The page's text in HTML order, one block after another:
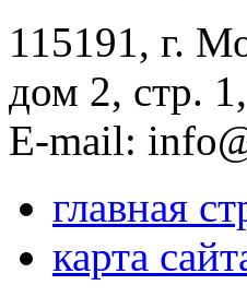
115191, г.
дом 2, стр.
E-mail:
главная
карта